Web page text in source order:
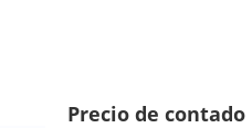
Precio de contado